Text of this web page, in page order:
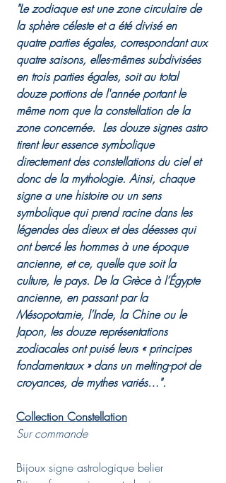
"Le zodiaque est une zone circulaire de
la sphère céleste et a été divisé en
quatre parties égales, correspondant aux
quatre saisons, elles-mêmes subdivisées
en trois parties égales, soit au total
douze portions de l'année portant le
même nom que la constellation de la
zone concernée. Les douze signes astro
tirent leur essence symbolique
directement des constellations du ciel et
donc de la mythologie. Ainsi, chaque
signe a une histoire ou un sens
symbolique qui prend racine dans les
légendes des dieux et des déesses qui
ont bercé les hommes à une époque
ancienne, et ce, quelle que soit la
culture, le pays. De la Grèce à l’Égypte
ancienne, en passant par la
Mésopotamie, l’Inde, la Chine ou le
Japon, les douze représentations
zodiacales ont puisé leurs « principes
fondamentaux » dans un melting-pot de
croyances, de mythes variés…".
Collection Constellation
Sur commande
Bijoux signe astrologique belier